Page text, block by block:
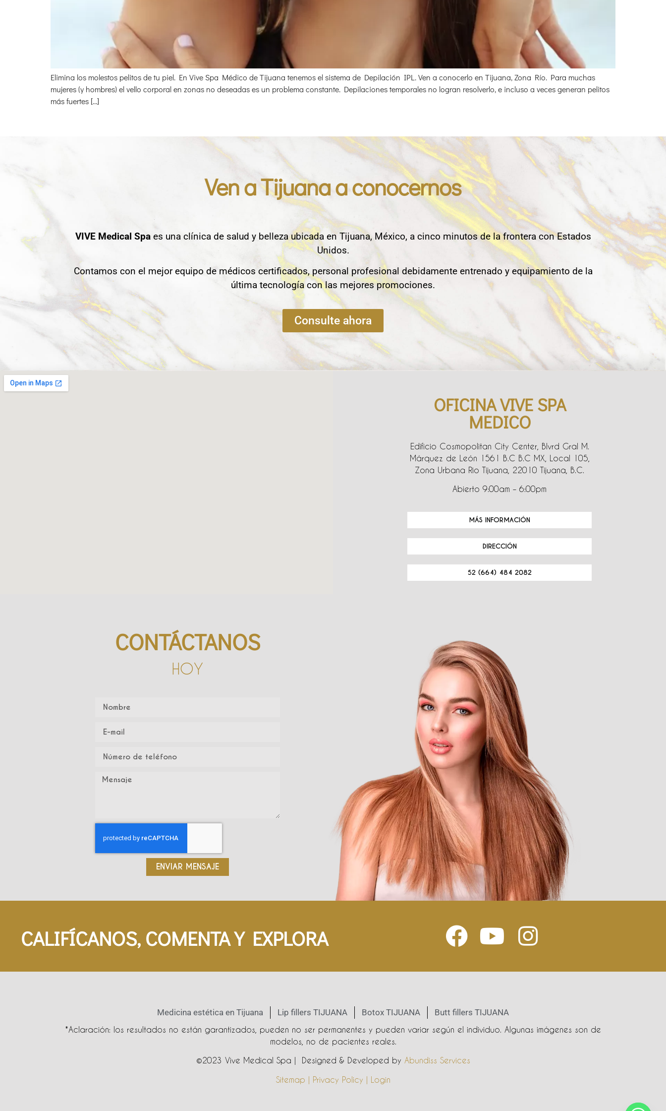
Elimina los molestos pelitos de tu piel. En Vive Spa Médico de Tijuana tenemos el sistema de Depilación IPL. Ven a conocerlo en Tijuana, Zona Río. Para muchas
mujeres (y hombres) el vello corporal en zonas no deseadas es un problema constante. Depilaciones temporales no logran resolverlo, e incluso a veces generan pelitos
más fuertes […]
Ven a Tijuana a conocernos
VIVE Medical Spaes una clínica de salud y belleza ubicada en Tijuana, México, a cinco minutos de la frontera con Estados
Unidos.
Contamos con el mejor equipo de médicos certificados, personal profesional debidamente entrenado y equipamiento de la
última tecnología con las mejores promociones.
Consulte ahora
OFICINA VIVE SPA
MEDICO
Edificio Cosmopolitan City Center, Blvrd Gral M.
Márquez de León 1561 B.C B.C MX, Local 105,
Zona Urbana Rio Tijuana, 22010 Tijuana, B.C.
Abierto 9:00am – 6:00pm
MÁS INFORMACIÓN
DIRECCIÓN
52 (664) 484 2082
CONTÁCTANOS
HOY
ENVIAR MENSAJE
CALIFÍCANOS, COMENTA Y EXPLORA
Medicina estética en Tijuana Lip fillers TIJUANA Botox TIJUANA Butt fillers TIJUANA
*Aclaración: los resultados no están garantizados, pueden no ser permanentes y pueden variar según el individuo. Algunas imágenes son de
modelos, no de pacientes reales.
©2023 Vive Medical Spa | Designed & Developed by Abundiss Services
Sitemap | Privacy Policy | Login